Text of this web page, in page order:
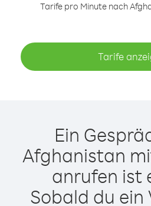
Tarife pro Minute nach
Tarife
Ein
Afghanistan
anrufen ist
Sobald du ein